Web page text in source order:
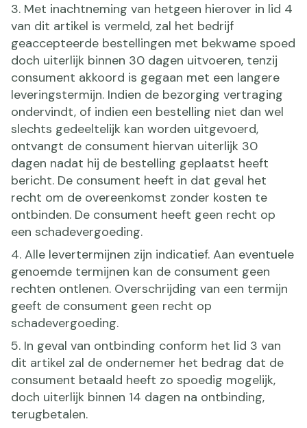
3. Met inachtneming van hetgeen hierover in lid 4
van dit artikel is vermeld, zal het bedrijf
geaccepteerde bestellingen met bekwame spoed
doch uiterlijk binnen 30 dagen uitvoeren, tenzij
consument akkoord is gegaan met een langere
leveringstermijn. Indien de bezorging vertraging
ondervindt, of indien een bestelling niet dan wel
slechts gedeeltelijk kan worden uitgevoerd,
ontvangt de consument hiervan uiterlijk 30
dagen nadat hij de bestelling geplaatst heeft
bericht. De consument heeft in dat geval het
recht om de overeenkomst zonder kosten te
ontbinden. De consument heeft geen recht op
een schadevergoeding.
4. Alle levertermijnen zijn indicatief. Aan eventuele
genoemde termijnen kan de consument geen
rechten ontlenen. Overschrijding van een termijn
geeft de consument geen recht op
schadevergoeding.
5. In geval van ontbinding conform het lid 3 van
dit artikel zal de ondernemer het bedrag dat de
consument betaald heeft zo spoedig mogelijk,
doch uiterlijk binnen 14 dagen na ontbinding,
terugbetalen.